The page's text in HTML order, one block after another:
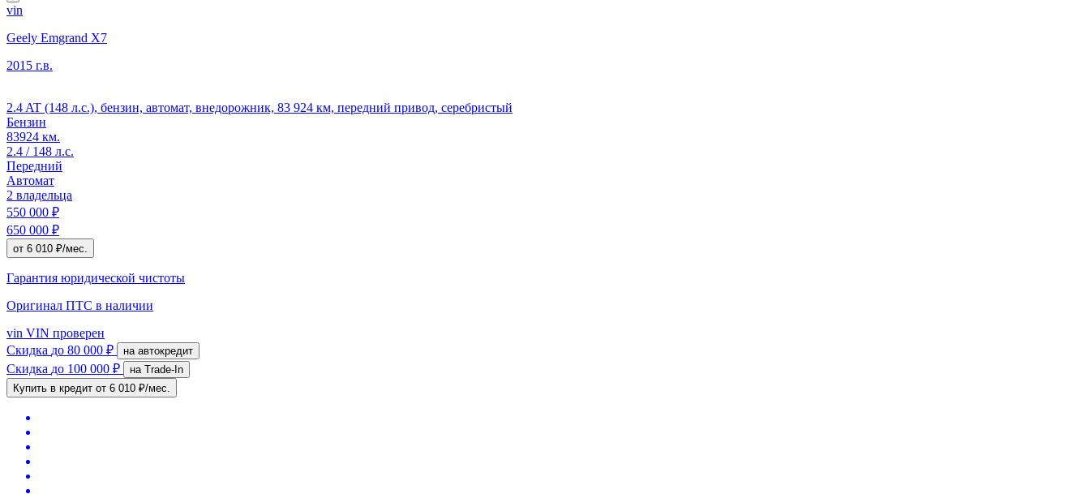
vin
Geely Emgrand X7
2015 г.в.
2.4 AT (148 л.с.), бензин, автомат, внедорожник, 83 924 км, передний привод, серебристый
Бензин
83924 км.
2.4 / 148 л.с.
Передний
Автомат
2 владельца
550 000 ₽
650 000 ₽
от 6 010 ₽/мес.
Гарантия юридической чистоты
Оригинал ПТС в наличии
vin VIN проверен
Скидка до 80 000 ₽ на автокредит
Скидка до 100 000 ₽
на Trade-In
Купить в кредит от 6 010 ₽/мес.